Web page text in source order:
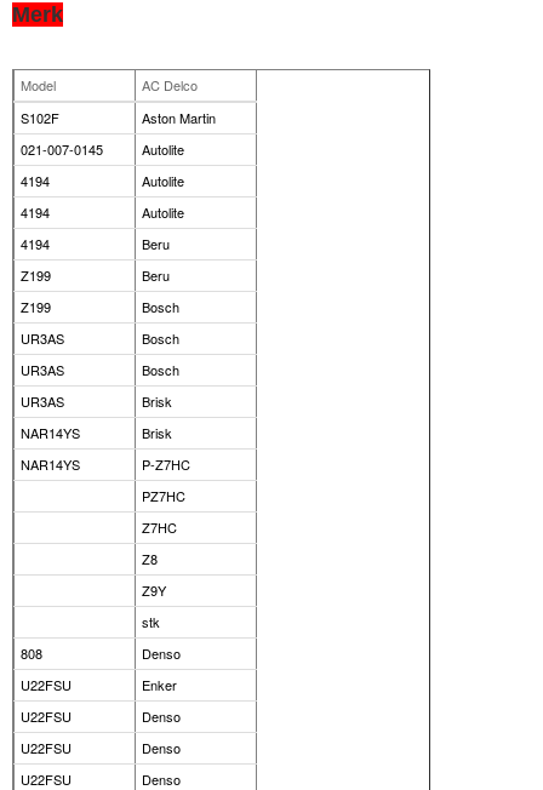
Merk
Model
AC Delco
S102F
Aston Martin
021-007-0145
Autolite
4194
Autolite
4194
Autolite
4194
Beru
Z199
Beru
Z199
Bosch
UR3AS
Bosch
UR3AS
Bosch
UR3AS
Brisk
NAR14YS
Brisk
NAR14YS
P-Z7HC
PZ7HC
Z7HC
Z8
Z9Y
stk
808
Denso
U22FSU
Enker
U22FSU
Denso
U22FSU
Denso
U22FSU
Denso